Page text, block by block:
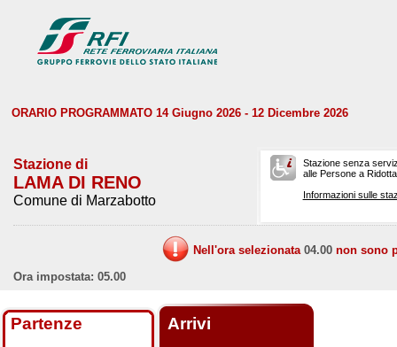
ORARIO PROGRAMMATO 14 Giugno 2026 - 12 Dicembre 2026
Stazione di
LAMA DI RENO
Comune di Marzabotto
Stazione senza
alle Persone a
Informazioni sulle
Nell'ora selezionata 04.00 non sono
Ora impostata: 05.00
Partenze Arrivi